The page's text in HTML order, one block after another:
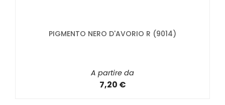
PIGMENTO NERO D'AVORIO R (9014)
A partire da
7,20 €